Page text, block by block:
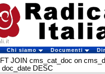
Chi siamo Documenti
JOIN cms_cat_doc on
DESC